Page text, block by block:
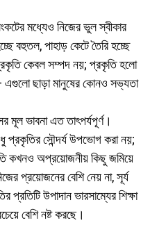
মধ্যেও নিজের ভুল স্বীকার
বহুতল, পাহাড় কেটে তৈরি হচ্ছে
কেবল সম্পদ নয়; প্রকৃতি হলো
এগুলো ছাড়া মানুষের কোনও সভ্যতা
মূল ভাবনা এত তাৎপর্যপূর্ণ।
প্রকৃতির সৌন্দর্য উপভোগ করা নয়;
কখনও অপ্রয়োজনীয় কিছু জমিয়ে
প্রয়োজনের বেশি নেয় না, সূর্য
উপাদান ভারসাম্যের শিক্ষা
বেশি নষ্ট করছে।